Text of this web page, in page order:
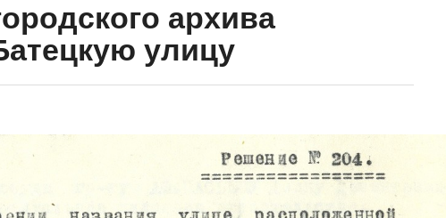
архива
улицу